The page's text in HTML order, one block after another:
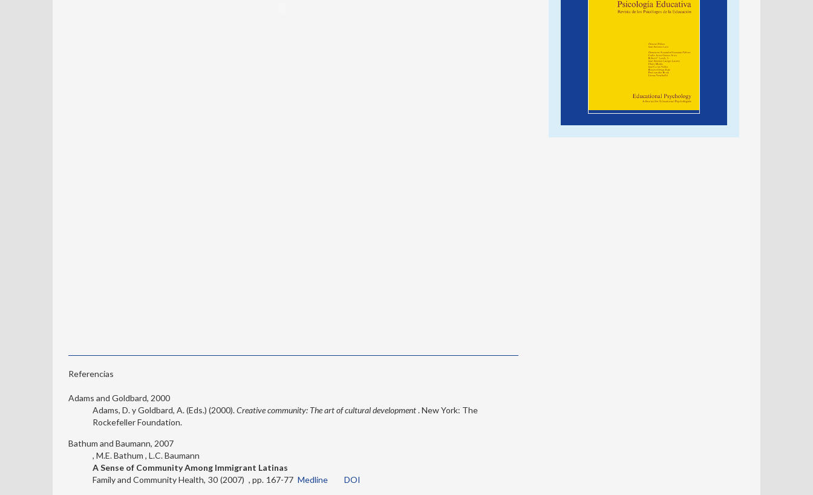
Referencias
Adams and Goldbard, 2000
Adams, D. y Goldbard, A. (Eds.) (2000).Creative community: The art of cultural development. New York: The
Rockefeller Foundation.
Bathum and Baumann, 2007
M.E. Bathum L.C. Baumann
A Sense of Community Among Immigrant Latinas
Family and Community Health 30 2007 167-77 Medline DOI